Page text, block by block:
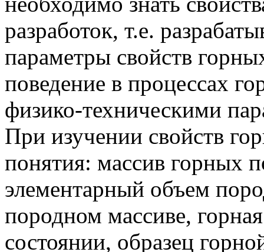
разработок, т.е.
параметры свойств
поведение в процессах
физико-техническими
При изучении свойств
понятия: массив горных
элементарный объем
породном массиве,
состоянии, образец